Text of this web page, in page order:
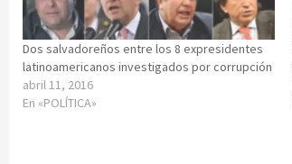
Dos salvadoreños entre los 8 expresidentes
latinoamericanos investigados por corrupción
abril 11, 2016
En «POLÍTICA»